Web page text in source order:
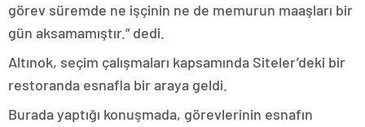
görev süremde ne işçinin ne de memurun maaşları bir
gün aksamamıştır.” dedi.
Altınok, seçim çalışmaları kapsamında Siteler’deki bir
restoranda esnafla bir araya geldi.
Burada yaptığı konuşmada, görevlerinin esnafın